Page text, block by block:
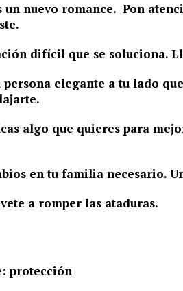
nuevo romance. Pon
difícil que se soluciona.
persona elegante a tu lado
algo que quieres para
en tu familia necesario.
a romper las ataduras.
protección